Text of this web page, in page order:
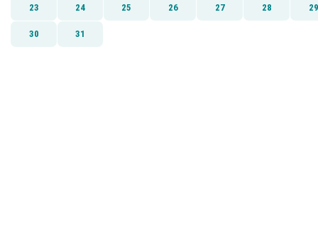
23 24 25 26 27 28 29
30 31